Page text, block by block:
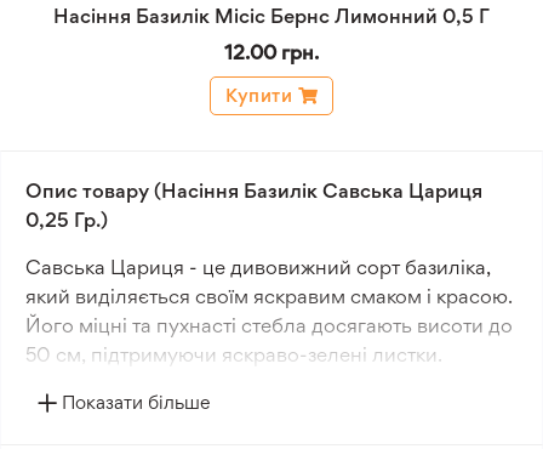
Насіння Базилік Місіс Бернс Лимонний 0,5 Г
12.00 грн.
Купити
Опис товару (Насіння Базилік Савська Цариця
0,25 Гр.)
Савська Цариця - це дивовижний сорт базиліка,
який виділяється своїм яскравим смаком і красою.
Його міцні та пухнасті стебла досягають висоти до
50 см, підтримуючи яскраво-зелені листки.
Вишукані малиново-фіолетові квіти, зібрані на
Показати більше